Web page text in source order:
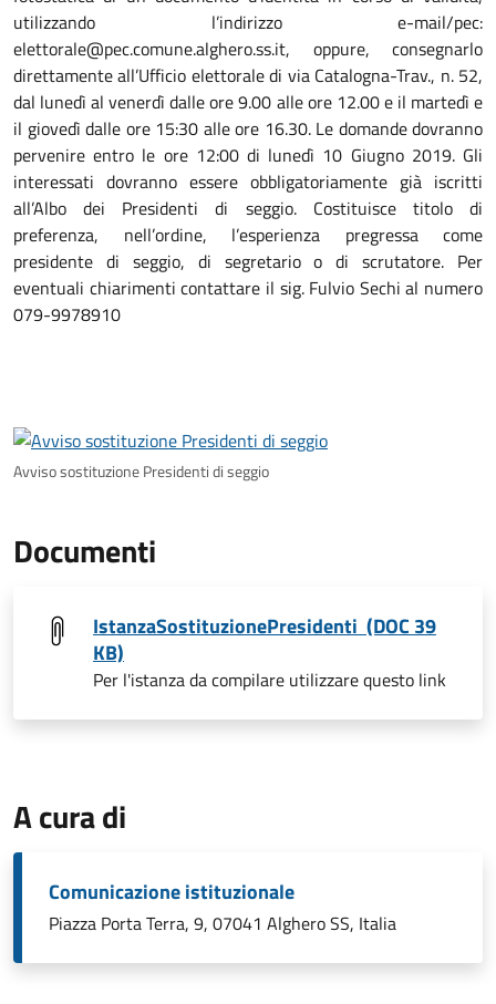
utilizzando l’indirizzo e-mail/pec:
elettorale@pec.comune.alghero.ss.it, oppure, consegnarlo
direttamente all’Ufficio elettorale di via Catalogna-Trav., n. 52,
dal lunedì al venerdì dalle ore 9.00 alle ore 12.00 e il martedì e
il giovedì dalle ore 15:30 alle ore 16.30. Le domande dovranno
pervenire entro le ore 12:00 di lunedì 10 Giugno 2019. Gli
interessati dovranno essere obbligatoriamente già iscritti
all’Albo dei Presidenti di seggio. Costituisce titolo di
preferenza, nell’ordine, l’esperienza pregressa come
presidente di seggio, di segretario o di scrutatore. Per
eventuali chiarimenti contattare il sig. Fulvio Sechi al numero
079-9978910
Avviso sostituzione Presidenti di seggio
Documenti
IstanzaSostituzionePresidenti (DOC 39
KB)
Per l'istanza da compilare utilizzare questo link
A cura di
Comunicazione istituzionale
Piazza Porta Terra, 9, 07041 Alghero SS, Italia